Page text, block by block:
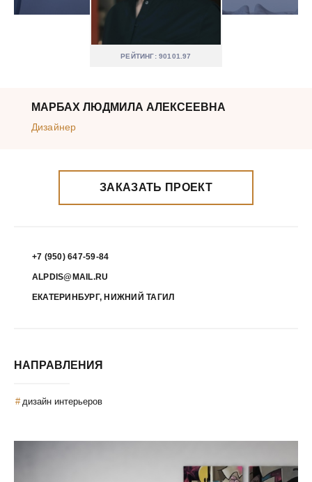
РЕЙТИНГ: 90101.97
МАРБАХ ЛЮДМИЛА АЛЕКСЕЕВНА
Дизайнер
ЗАКАЗАТЬ ПРОЕКТ
+7 (950) 647-59-84
ALPDIS@MAIL.RU
ЕКАТЕРИНБУРГ, НИЖНИЙ ТАГИЛ
НАПРАВЛЕНИЯ
дизайн интерьеров